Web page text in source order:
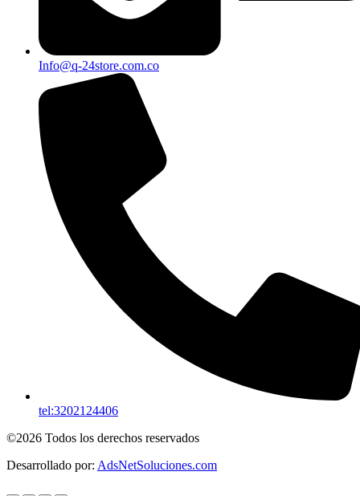
Info@q-24store.com.co
tel:3202124406
©2026 Todos los derechos reservados
Desarrollado por: AdsNetSoluciones.com